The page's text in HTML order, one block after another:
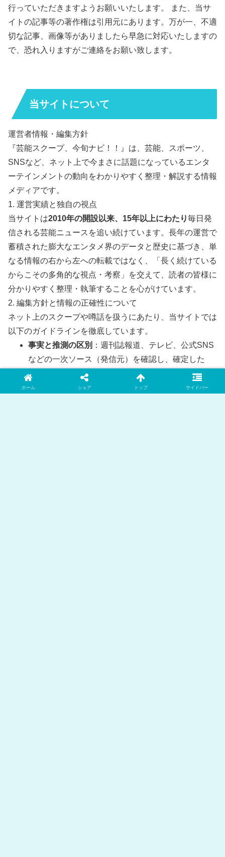
行っていただきますようお願いいたします。 また、当サ
イトの記事等の著作権は引用元にあります。万が一、不適
切な記事、画像等がありましたら早急に対応いたしますの
で、恐れ入りますがご連絡をお願い致します。
当サイトについて
運営者情報・編集方針
『芸能スクープ、今旬ナビ！！』は、芸能、スポーツ、
SNSなど、ネット上で今まさに話題になっているエンタ
ーテインメントの動向をわかりやすく整理・解説する情報
メディアです。
1. 運営実績と独自の視点
当サイトは2010年の開設以来、15年以上にわたり毎日発
信される芸能ニュースを追い続けています。長年の運営で
蓄積された膨大なエンタメ界のデータと歴史に基づき、単
なる情報の右から左への転載ではなく、「長く続けている
からこその多角的な視点・考察」を交えて、読者の皆様に
分かりやすく整理・執筆することを心がけています。
2. 編集方針と情報の正確性について
ネット上のスクープや噂話を扱うにあたり、当サイトでは
以下のガイドラインを徹底しています。
事実と推測の区別 ：週刊誌報道、テレビ、公式SNS
などの一次ソース（発信元）を確認し、確定した
「事実」と、ネット上の「推測・噂」を明確に区別
して記載します。
ホーム シェア トップ サイドバー